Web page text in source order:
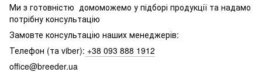
Ми з готовністю домоможемо у підборі продукції та надамо
потрібну консультацію
Замовте консультацію наших менеджерів:
Телефон (та viber): +38 093 888 1912
office@breeder.ua